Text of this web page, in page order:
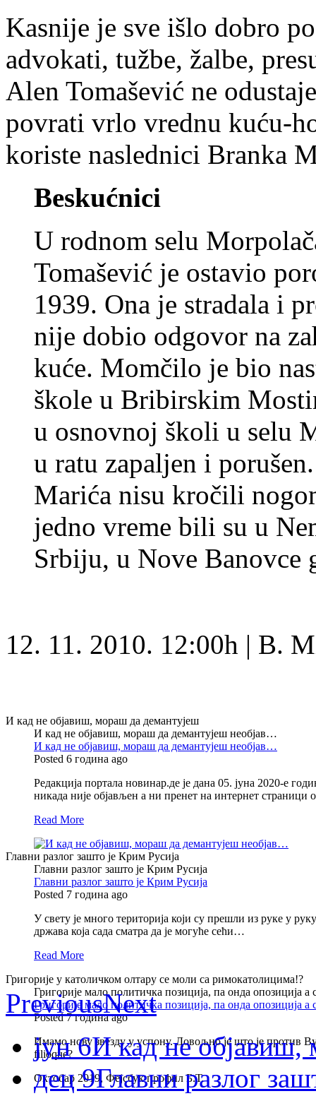
Kasnije je sve išlo dobro
advokati, tužbe, žalbe,
Alen Tomašević ne
povrati vrlo vrednu kuću-
koriste naslednici Branka
Beskućnici
U rodnom selu
Tomašević je ostavio
1939. Ona je stradala i
nije dobio odgovor na
kuće. Momčilo je bio
škole u Bribirskim
u osnovnoj školi u selu
u ratu zapaljen i
Marića nisu kročili
jedno vreme bili su u
Srbiju, u Nove Banovce
12. 11. 2010. 12:00h | B.
И кад не објавиш, мораш да демантујеш
И кад не објавиш, мораш да демантујеш необјав…
И кад не објавиш, мораш да демантујеш необјав…
Posted 6 година ago
Редакција портала новинар.де је дана 05. јуна 2020-е
никада није објављен а ни пренет на интернет страници
Read More
Главни разлог зашто је Крим Русија
Главни разлог зашто је Крим Русија
Главни разлог зашто је Крим Русија
Posted 7 година ago
У свету је много територија који су прешли из руке у
држава која сада сматра да је могуће сећи…
Read More
Григорије у католичком олтару се моли са римокатолицима!?
Григорије мало политичка позиција, па онда опозиција
Григорије мало политичка позиција, па онда опозиција
Posted 7 година ago
Имамо нову звезду у успону. Довољно је што је против
filioque?
Октобар 2019, Фејсбук профил Б.Т.
PreviousNext
јун 6И кад не
дец 9Главни разлог